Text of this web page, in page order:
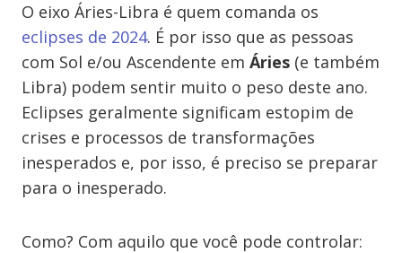
O eixo Áries-Libra é quem comanda os
eclipses de 2024. É por isso que as pessoas
com Sol e/ou Ascendente em Áries (e também
Libra) podem sentir muito o peso deste ano.
Eclipses geralmente significam estopim de
crises e processos de transformações
inesperados e, por isso, é preciso se preparar
para o inesperado.
Como? Com aquilo que você pode controlar: